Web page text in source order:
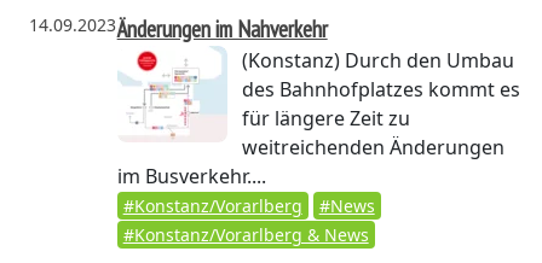
14.09.2023Änderungen im Nahverkehr
(Konstanz)Durch den Umbau
des Bahnhofplatzes kommt es
für längere Zeit zu
weitreichenden Änderungen
im Busverkehr....
#Konstanz/Vorarlberg
#News
#Konstanz/Vorarlberg & News